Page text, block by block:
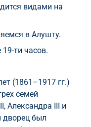
видами на
в Алушту.
ти часов.
(1861–1917 гг.)
семей
Александра ΙΙΙ и
дворец был